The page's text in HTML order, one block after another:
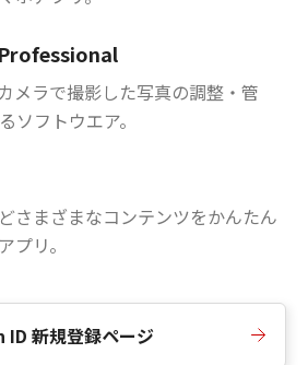
メラで撮影した写真の調整・管
ソフトウエア。
さまざまなコンテンツをかんたん
プリ。
ID 新規登録ページ